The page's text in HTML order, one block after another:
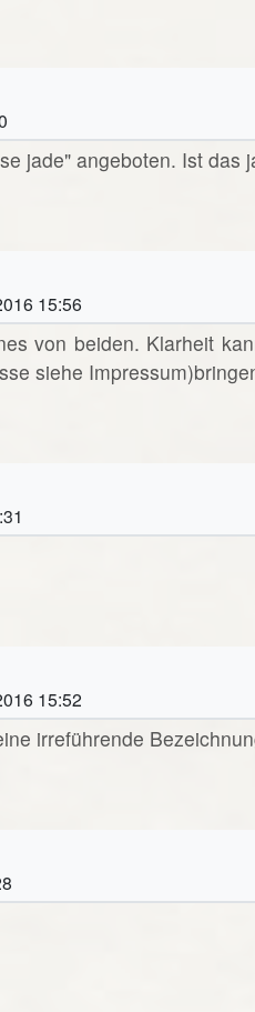
jade" angeboten. Ist das
15:56
von beiden. Klarheit
siehe
15:52
irreführende